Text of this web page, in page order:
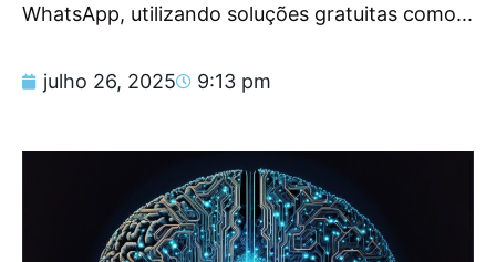
WhatsApp, utilizando soluções gratuitas como...
julho 26, 2025 9:13 pm